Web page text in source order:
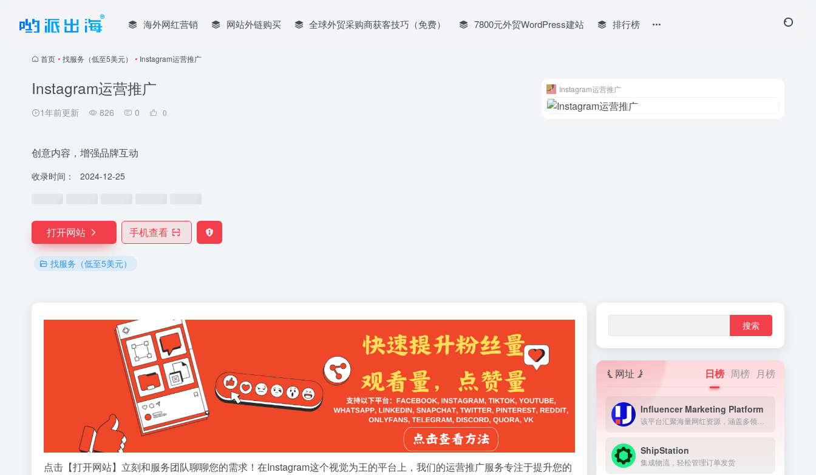
海外网红营销 网站外链购买 全球外贸采购商获客技巧（免费） 7800元外贸WordPress建站 排行榜
首页 • 找服务（低至5美元） • Instagram运营推广
Instagram运营推广
1年前更新 826 0 0
创意内容，增强品牌互动
收录时间： 2024-12-25
打开网站 手机查看
找服务（低至5美元）
Instagram运营推广
点击【打开网站】立刻和服务团队聊聊您的需求！在Instagram这个视觉为王的平台上，我们的运营推广服务专注于提升您的
网址 日榜 周榜 月榜
Influencer Marketing Platform
ShipStation
集成物流，轻松管理订单发货